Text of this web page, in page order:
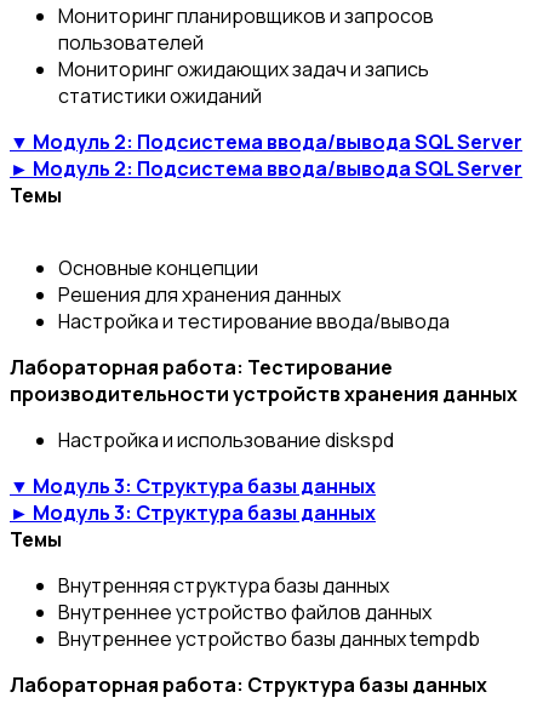
Мониторинг планировщиков и запросов
пользователей
Мониторинг ожидающих задач и запись
статистики ожиданий
▼ Модуль 2: Подсистема ввода/вывода SQL Server
► Модуль 2: Подсистема ввода/вывода SQL Server
Темы
Основные концепции
Решения для хранения данных
Настройка и тестирование ввода/вывода
Лабораторная работа: Тестирование
производительности устройств хранения данных
Настройка и использование diskspd
▼ Модуль 3: Структура базы данных
► Модуль 3: Структура базы данных
Темы
Внутренняя структура базы данных
Внутреннее устройство файлов данных
Внутреннее устройство базы данных tempdb
Лабораторная работа: Структура базы данных